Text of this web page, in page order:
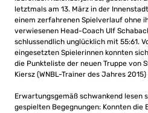
letztmals am 13. März in der
einem zerfahrenen Spielverlauf ohne
verwiesenen Head-Coach Ulf
schlussendlich unglücklich mit 55:61.
eingesetzten Spielerinnen konnten
die Punkteliste der neuen Truppe von
Kiersz (WNBL-Trainer des Jahres
Erwartungsgemäß schwankend lesen
gespielten Begegnungen: Konnten die